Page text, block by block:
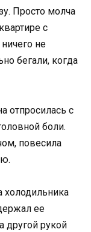
Просто молча
с
не
бегали, когда
отпросилась с
боли.
повесила
холодильника
ее
другой рукой